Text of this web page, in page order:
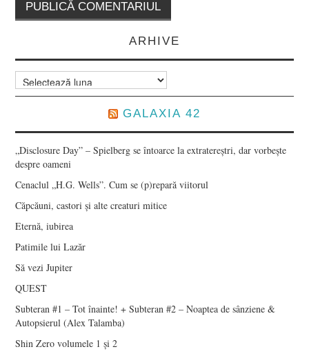
ARHIVE
Arhive
GALAXIA 42
„Disclosure Day” – Spielberg se întoarce la extratereștri, dar vorbește
despre oameni
Cenaclul „H.G. Wells”. Cum se (p)repară viitorul
Căpcăuni, castori și alte creaturi mitice
Eternă, iubirea
Patimile lui Lazăr
Să vezi Jupiter
QUEST
Subteran #1 – Tot înainte! + Subteran #2 – Noaptea de sânziene &
Autopsierul (Alex Talamba)
Shin Zero volumele 1 și 2